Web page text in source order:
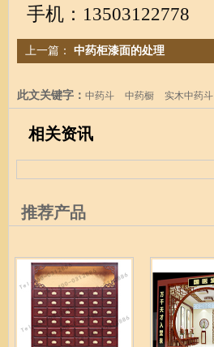
手机：13503122778
上一篇： 中药柜漆面的处理
此文关键字： 中药斗 中药橱 实木中药斗
相关资讯
推荐产品